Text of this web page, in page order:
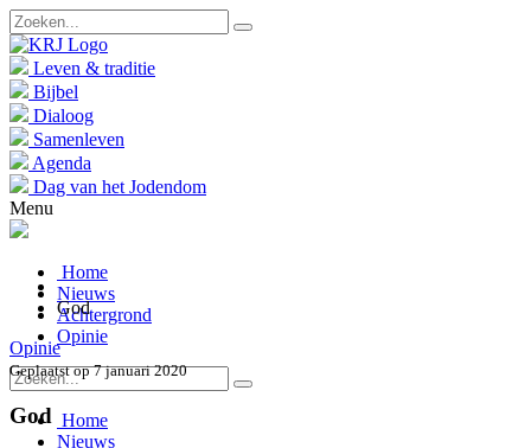
Leven & traditie
Bijbel
Dialoog
Samenleven
Agenda
Dag van het Jodendom
Menu
Home
Nieuws
Achtergrond
Opinie
Home
Nieuws
God
Opinie
Geplaatst op 7 januari 2020
God